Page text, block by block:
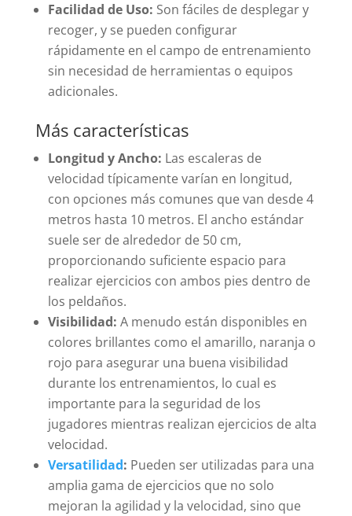
Facilidad de Uso: Son fáciles de desplegar y
recoger, y se pueden configurar
rápidamente en el campo de entrenamiento
sin necesidad de herramientas o equipos
adicionales.
Más características
Longitud y Ancho: Las escaleras de
velocidad típicamente varían en longitud,
con opciones más comunes que van desde 4
metros hasta 10 metros. El ancho estándar
suele ser de alrededor de 50 cm,
proporcionando suficiente espacio para
realizar ejercicios con ambos pies dentro de
los peldaños.
Visibilidad: A menudo están disponibles en
colores brillantes como el amarillo, naranja o
rojo para asegurar una buena visibilidad
durante los entrenamientos, lo cual es
importante para la seguridad de los
jugadores mientras realizan ejercicios de alta
velocidad.
Versatilidad: Pueden ser utilizadas para una
amplia gama de ejercicios que no solo
mejoran la agilidad y la velocidad, sino que